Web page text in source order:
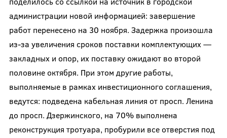
администрации новой информацией: завершение
работ перенесено на 30 ноября. Задержка произошла
из-за увеличения сроков поставки комплектующих —
закладных и опор, их поставку ожидают во второй
половине октября. При этом другие работы,
выполняемые в рамках инвестиционного соглашения,
ведутся: подведена кабельная линия от просп. Ленина
до просп. Дзержинского, на 70% выполнена
реконструкция тротуара, пробурили все отверстия под